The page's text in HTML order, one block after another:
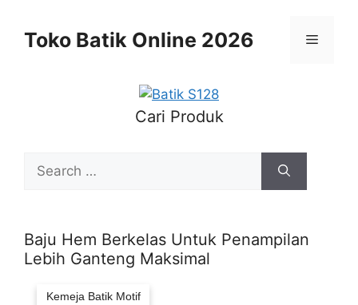
contentToko Batik Online 2026 Menu
Cari Produk
for:
Baju Hem Berkelas Untuk Penampilan
Lebih Ganteng Maksimal
Kemeja Batik Motif